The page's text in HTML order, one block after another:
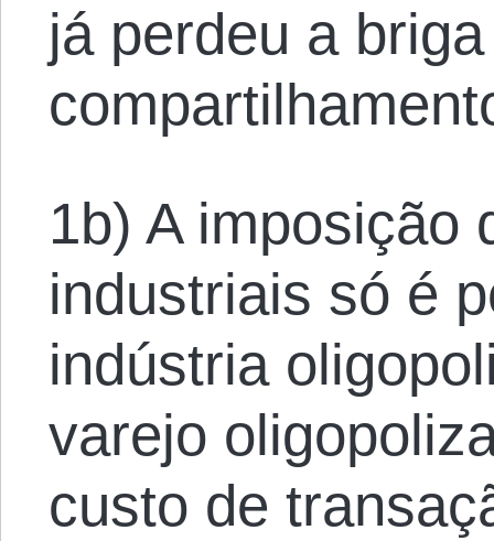
já perdeu a
1b) A imposição
industriais só é
indústria
varejo
custo de